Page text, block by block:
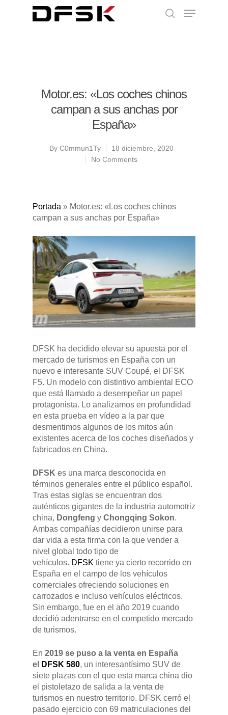
Motor.es: «Los coches chinos
campan a sus anchas por
España»
By C0mmun1Ty
18 diciembre, 2020
No Comments
Portada » Motor.es: «Los coches chinos
campan a sus anchas por España»
DFSK ha decidido elevar su apuesta por el
mercado de turismos en España con un
nuevo e interesante SUV Coupé, el DFSK
F5. Un modelo con distintivo ambiental ECO
que está llamado a desempeñar un papel
protagonista. Lo analizamos en profundidad
en esta prueba en vídeo a la par que
desmentimos algunos de los mitos aún
existentes acerca de los coches diseñados y
fabricados en China.
DFSK es una marca desconocida en
términos generales entre el público español.
Tras estas siglas se encuentran dos
auténticos gigantes de la industria automotriz
china, Dongfeng y Chongqing Sokon.
Ambas compañías decidieron unirse para
dar vida a esta firma con la que vender a
nivel global todo tipo de
vehículos. DFSK tiene ya cierto recorrido en
España en el campo de los vehículos
comerciales ofreciendo soluciones en
carrozados e incluso vehículos eléctricos.
Sin embargo, fue en el año 2019 cuando
decidió adentrarse en el competido mercado
de turismos.
En 2019 se puso a la venta en España
el
DFSK 580, un interesantísimo SUV de
siete plazas con el que esta marca china dio
el pistoletazo de salida a la venta de
turismos en nuestro territorio. DFSK cerró el
pasado ejercicio con 69 matriculaciones del